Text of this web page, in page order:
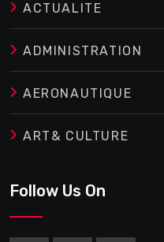
ACTUALITE
ADMINISTRATION
AERONAUTIQUE
ART& CULTURE
Follow Us On